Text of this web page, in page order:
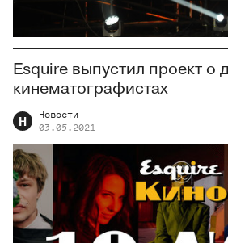
Esquire выпустил проект о
кинематографистах
Н
Новости
03.05.2021